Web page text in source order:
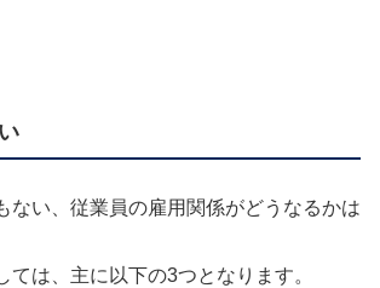
ない、従業員の雇用関係がどうなるかは
ては、主に以下の3つとなります。